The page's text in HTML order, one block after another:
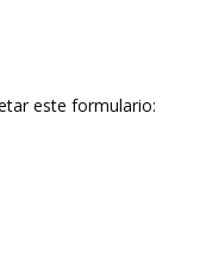
este formulario: